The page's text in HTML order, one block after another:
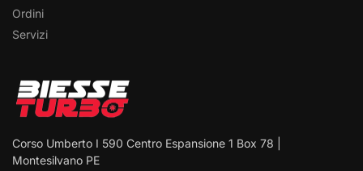
Ordini
Servizi
Corso Umberto I 590 Centro Espansione 1 Box 78 |
Montesilvano PE